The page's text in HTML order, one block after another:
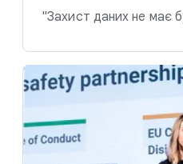
"Захист даних не має